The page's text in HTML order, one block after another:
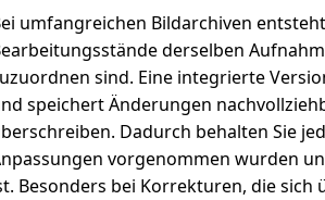
umfangreichen Bildarchiven
derselben
sind. Eine integrierte
speichert Änderungen
Dadurch behalten Sie
vorgenommen wurden
Besonders bei Korrekturen, die